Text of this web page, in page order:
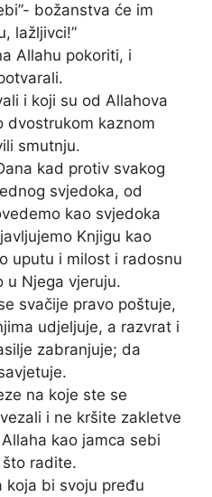
božanstva će im
lažljivci!”
Allahu pokoriti, i
i koji su od Allahova
dvostrukom kaznom
smutnju.
kad protiv svakog
svjedoka, od
kao svjedoka
Knjigu kao
uputu i milost i radosnu
u Njega vjeruju.
svačije pravo poštuje,
udjeljuje, a razvrat i
zabranjuje; da
na koje ste se
i ne kršite zakletve
kao jamca sebi
radite.
koja bi svoju pređu